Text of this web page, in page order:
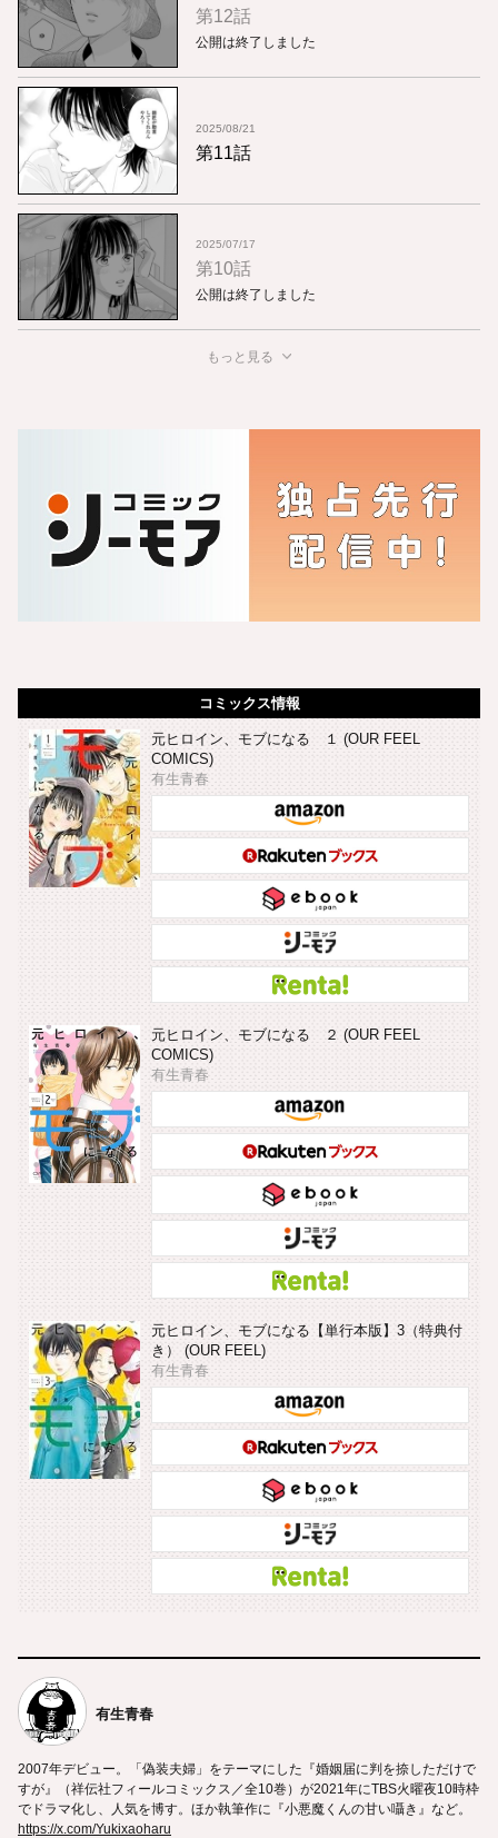
第12話
公開は終了しました
2025/08/21
第11話
2025/07/17
第10話
公開は終了しました
もっと見る
コミックス情報
元ヒロイン、モブになる １ (OUR FEEL
COMICS)
有生青春
元ヒロイン、モブになる ２ (OUR FEEL
COMICS)
有生青春
元ヒロイン、モブになる【単行本版】3（特典付
き） (OUR FEEL)
有生青春
有生青春
2007年デビュー。「偽装夫婦」をテーマにした『婚姻届に判を捺しただけで
すが』（祥伝社フィールコミックス／全10巻）が2021年にTBS火曜夜10時枠
でドラマ化し、人気を博す。ほか執筆作に『小悪魔くんの甘い囁き』など。
https://x.com/Yukixaoharu